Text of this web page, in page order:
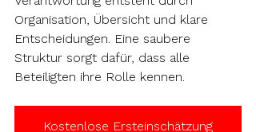
Organisation, Übersicht und klare
Entscheidungen. Eine saubere
Struktur sorgt dafür, dass alle
Beteiligten ihre Rolle kennen.
Kostenlose Ersteinschätzung